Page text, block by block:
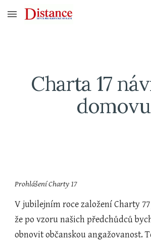
Skip to main content
Charta 17
domovu
Prohlášení Charty 17
V jubilejním roce založení Charty
že po vzoru našich předchůdců
obnovit občanskou angažovanost.